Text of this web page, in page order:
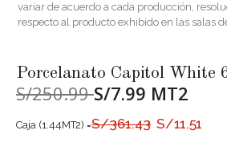
variar de acuerdo a cada producción,
respecto al producto exhibido en las salas
Porcelanato Capitol White
S/250.99S/7.99 MT2
Caja (1.44MT2) =S/361.43 El
S/11.51El